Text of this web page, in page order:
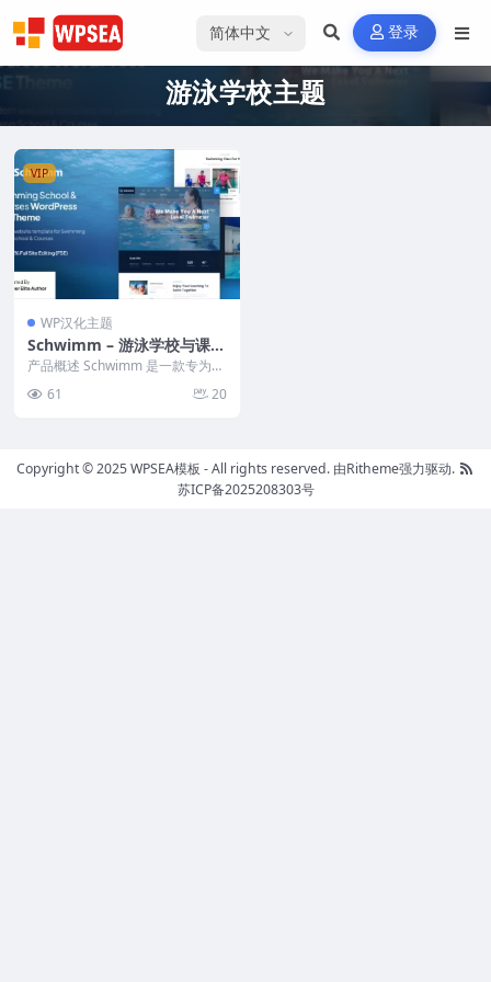
选择语言 登录
游泳学校主题
VIP
WP汉化主题
Schwimm – 游泳学校与课程
Gutenverse FSE WordPres
s 主题
产品概述 Schwimm 是一款专为游
ordPr...
61 20
Copyright © 2025 WPSEA模板 - All rights reserved. 由Ritheme强力驱动.
苏ICP备2025208303号